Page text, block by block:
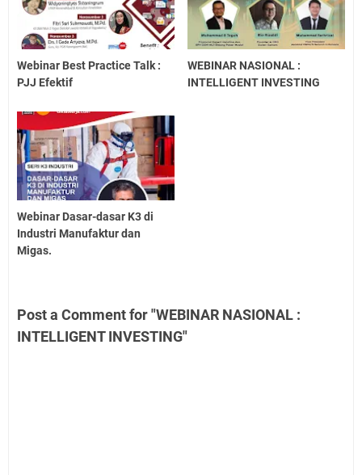
Webinar Best Practice Talk :
PJJ Efektif
WEBINAR NASIONAL :
INTELLIGENT INVESTING
Webinar Dasar-dasar K3 di
Industri Manufaktur dan
Migas.
Post a Comment for "WEBINAR NASIONAL :
INTELLIGENT INVESTING"